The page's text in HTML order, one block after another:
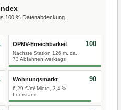
100 % Datenabdeckung.
ÖPNV-Erreichbarkeit
Nächste Station 126 m, ca.
73 Abfahrten werktags
100
Wohnungsmarkt
6,29 €/m² Miete, 3,4 %
Leerstand
90